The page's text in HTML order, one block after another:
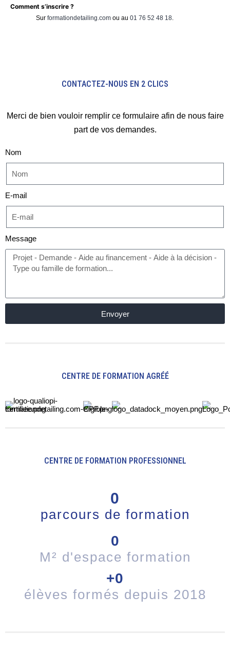
Comment s’inscrire ?
Sur formationdetailing.com ou au 01 76 52 48 18.
CONTACTEZ-NOUS EN 2 CLICS
Merci de bien vouloir remplir ce formulaire afin de nous faire
part de vos demandes.
Nom
E-mail
Message
Envoyer
CENTRE DE FORMATION AGRÉÉ
CENTRE DE FORMATION PROFESSIONNEL
parcours de formation
0
M² d'espace formation
0
élèves formés depuis 2018
+0